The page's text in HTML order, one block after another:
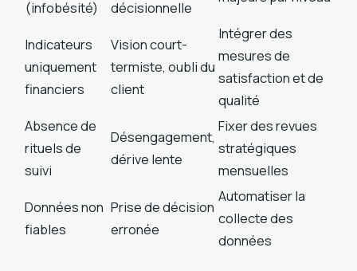
(infobésité)
décisionnelle
Indicateurs
uniquement
financiers
Vision court-
termiste, oubli du
client
Intégrer des
mesures de
satisfaction et de
qualité
Absence de
rituels de
suivi
Désengagement,
dérive lente
Fixer des revues
stratégiques
mensuelles
Données non
fiables
Prise de décision
erronée
Automatiser la
collecte des
données